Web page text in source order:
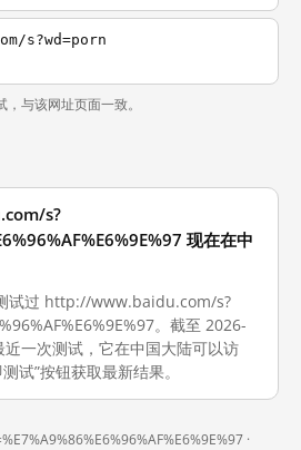
s?wd=porn
与该网址页面一致。
s?
现在在中
试过 http://www.baidu.com/s?
。截至 2026-
一次测试，它在中国大陆可以访
试”按钮获取最新结果。
·